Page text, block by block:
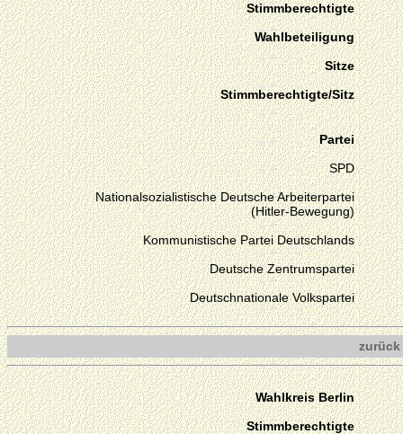
Stimmberechtigte
Wahlbeteiligung
Sitze
Stimmberechtigte/Sitz
Partei
SPD
Nationalsozialistische Deutsche Arbeiterpartei
(Hitler-Bewegung)
Kommunistische Partei Deutschlands
Deutsche Zentrumspartei
Deutschnationale Volkspartei
zurück
Wahlkreis Berlin
Stimmberechtigte